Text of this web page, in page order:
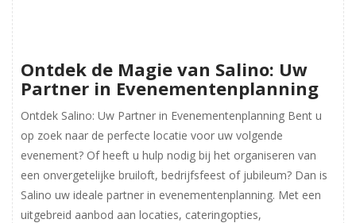
Ontdek de Magie van Salino: Uw
Partner in Evenementenplanning
Ontdek Salino: Uw Partner in Evenementenplanning Bent u
op zoek naar de perfecte locatie voor uw volgende
evenement? Of heeft u hulp nodig bij het organiseren van
een onvergetelijke bruiloft, bedrijfsfeest of jubileum? Dan is
Salino uw ideale partner in evenementenplanning. Met een
uitgebreid aanbod aan locaties, cateringopties,